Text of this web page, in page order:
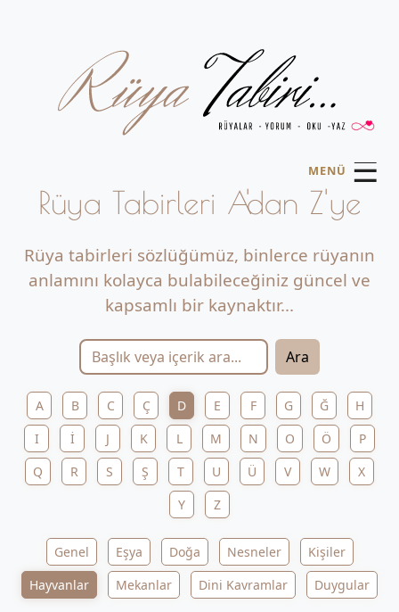
MENÜ ☰
Rüya Tabirleri A'dan Z'ye
Rüya tabirleri sözlüğümüz, binlerce rüyanın
anlamını kolayca bulabileceğiniz güncel ve
kapsamlı bir kaynaktır...
Ara
A B C Ç D E F G Ğ
H
I
İ J K L M N O Ö
P
Q
R S Ş T U Ü V W
X
Y
Z
Genel Eşya Doğa Nesneler
Kişiler
Hayvanlar
Mekanlar Dini Kavramlar Duygular